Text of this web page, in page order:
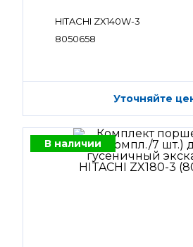
HITACHI ZX140W-3
8050658
Уточняйте
В наличии